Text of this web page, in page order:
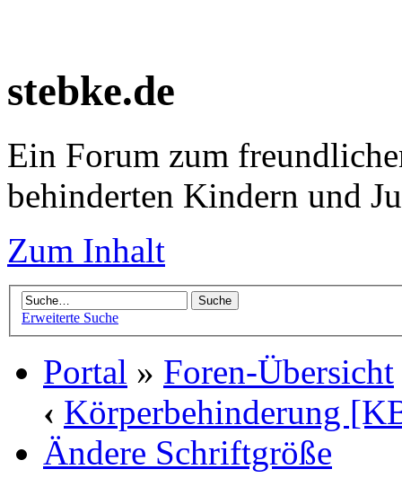
stebke.de
Ein Forum zum
behinderten Kindern und
Zum Inhalt
Erweiterte Suche
Portal » Foren-Übersicht
‹ Körperbehinderung
Ändere Schriftgröße